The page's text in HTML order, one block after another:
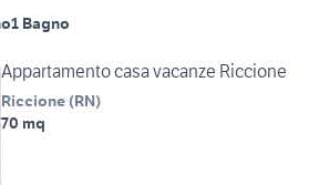
1 Bagno
Appartamento casa vacanze Riccione
Riccione (RN)
70 mq